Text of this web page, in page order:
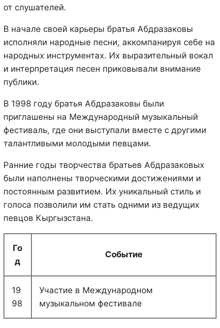
от слушателей.
В начале своей карьеры братья Абдразаковы
исполняли народные песни, аккомпанируя себе на
народных инструментах. Их выразительный вокал
и интерпретация песен приковывали внимание
публики.
В 1998 году братья Абдразаковы были
приглашены на Международный музыкальный
фестиваль, где они выступали вместе с другими
талантливыми молодыми певцами.
Ранние годы творчества братьев Абдразаковых
были наполнены творческими достижениями и
постоянным развитием. Их уникальный стиль и
голоса позволили им стать одними из ведущих
певцов Кыргызстана.
Го
д
Событие
19
98
Участие в Международном
музыкальном фестивале